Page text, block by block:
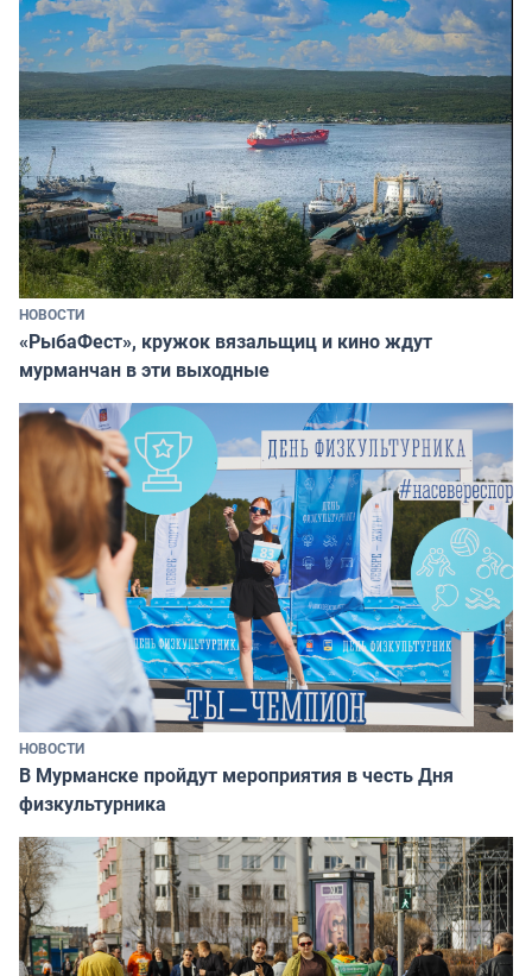
НОВОСТИ
«РыбаФест», кружок вязальщиц и кино ждут
мурманчан в эти выходные
НОВОСТИ
В Мурманске пройдут мероприятия в честь Дня
физкультурника